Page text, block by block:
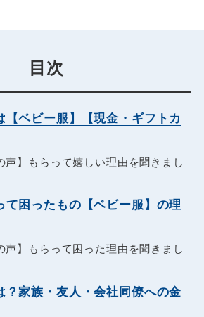
目次
【ベビー服】【現金・ギフトカ
声】もらって嬉しい理由を聞きまし
て困ったもの【ベビー服】の理
声】もらって困った理由を聞きまし
？家族・友人・会社同僚への金